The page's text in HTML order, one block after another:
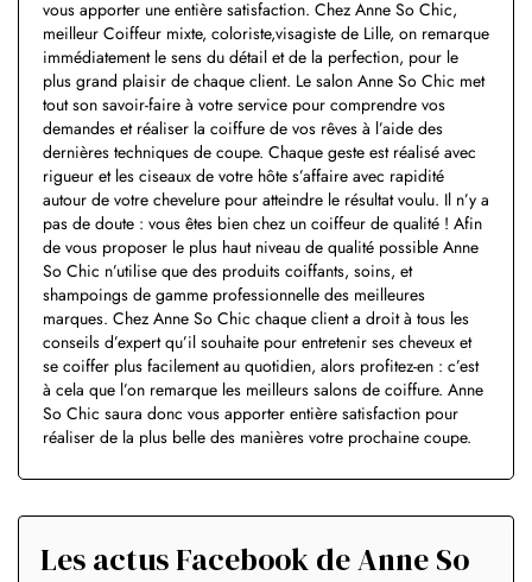
vous apporter une entière satisfaction. Chez Anne So Chic,
meilleur Coiffeur mixte, coloriste,visagiste de Lille, on remarque
immédiatement le sens du détail et de la perfection, pour le
plus grand plaisir de chaque client. Le salon Anne So Chic met
tout son savoir-faire à votre service pour comprendre vos
demandes et réaliser la coiffure de vos rêves à l’aide des
dernières techniques de coupe. Chaque geste est réalisé avec
rigueur et les ciseaux de votre hôte s’affaire avec rapidité
autour de votre chevelure pour atteindre le résultat voulu. Il n’y a
pas de doute : vous êtes bien chez un coiffeur de qualité ! Afin
de vous proposer le plus haut niveau de qualité possible Anne
So Chic n’utilise que des produits coiffants, soins, et
shampoings de gamme professionnelle des meilleures
marques. Chez Anne So Chic chaque client a droit à tous les
conseils d’expert qu’il souhaite pour entretenir ses cheveux et
se coiffer plus facilement au quotidien, alors profitez-en : c’est
à cela que l’on remarque les meilleurs salons de coiffure. Anne
So Chic saura donc vous apporter entière satisfaction pour
réaliser de la plus belle des manières votre prochaine coupe.
Les actus Facebook de Anne So